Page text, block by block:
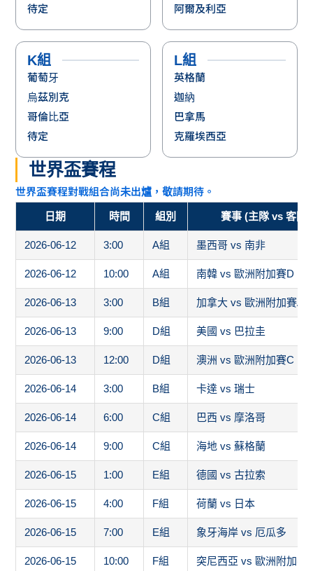
待定
阿爾及利亞
K組
葡萄牙
烏茲別克
哥倫比亞
待定
L組
英格蘭
迦納
巴拿馬
克羅埃西亞
世界盃賽程
世界盃賽程對戰組合尚未出爐，敬請期待。
日期 時間 組別 賽事 (主隊 vs 客隊)
2026-06-12 3:00 A組 墨西哥 vs 南非
2026-06-12 10:00 A組 南韓 vs 歐洲附加賽D
2026-06-13 3:00 B組 加拿大 vs 歐洲附加賽A
2026-06-13 9:00 D組 美國 vs 巴拉圭
2026-06-13 12:00 D組 澳洲 vs 歐洲附加賽C
2026-06-14 3:00 B組 卡達 vs 瑞士
2026-06-14 6:00 C組 巴西 vs 摩洛哥
2026-06-14 9:00 C組 海地 vs 蘇格蘭
2026-06-15 1:00 E組 德國 vs 古拉索
2026-06-15 4:00 F組 荷蘭 vs 日本
2026-06-15 7:00 E組 象牙海岸 vs 厄瓜多
2026-06-15 10:00 F組 突尼西亞 vs 歐洲附加賽